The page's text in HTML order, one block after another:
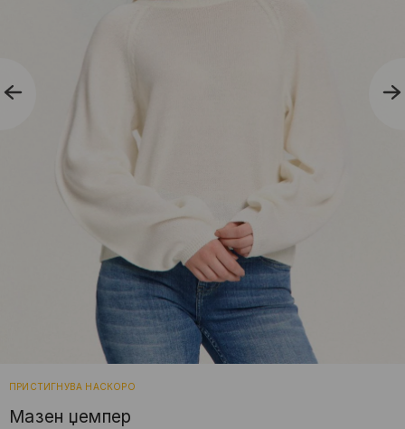
ПРИСТИГНУВА НАСКОРО
Мазен џемпер